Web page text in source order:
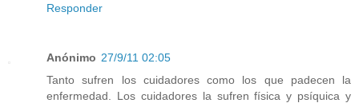
Responder
Anónimo 27/9/11 02:05
Tanto sufren los cuidadores como los que padecen la
enfermedad. Los cuidadores la sufren física y psíquica y